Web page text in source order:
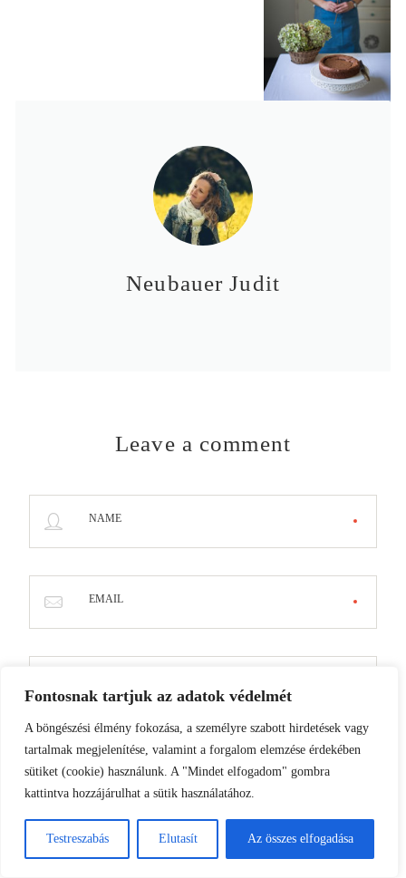
Fontosnak tartjuk az adatok védelmét
A böngészési élmény fokozása, a személyre szabott hirdetések vagy
tartalmak megjelenítése, valamint a forgalom elemzése érdekében
sütiket (cookie) használunk. A "Mindet elfogadom" gombra
kattintva hozzájárulhat a sütik használatához.
Testreszabás Elutasít Az összes elfogadása
Neubauer Judit
Leave a comment
NAME
EMAIL